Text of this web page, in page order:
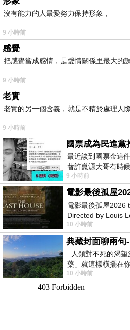
沒有能力的人最愛努力保持形象，
9 小時前
感覺
把感覺當成感情，是愛情關係里最大的誤
9 小時前
老實
老實的另一個含義，就是不精於處理人際
9 小時前
最近談到國票金這
替許崑源大哥有時
其實就是想要國庫
9 小時前
電影最後孤屋2026
Directed by Louis
Robinson Starring
10 小時前
典藏封面聊兩句-
人類對不死的渴
藥」就這樣橫擺在
停止衰老、痛覺消
10 小時前